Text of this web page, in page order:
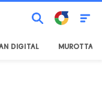
DIGITAL MUROTTAL